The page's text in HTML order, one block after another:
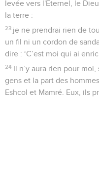
levée vers l'Eternel, le
la terre :
23 je ne prendrai rien de
un fil ni un cordon de
dire : ‘C’est moi qui ai
24 Il n’y aura rien pour
gens et la part des
Eshcol et Mamré. Eux, ils